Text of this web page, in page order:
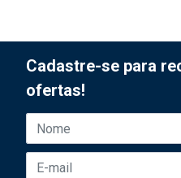
Cadastre-se para
ofertas!